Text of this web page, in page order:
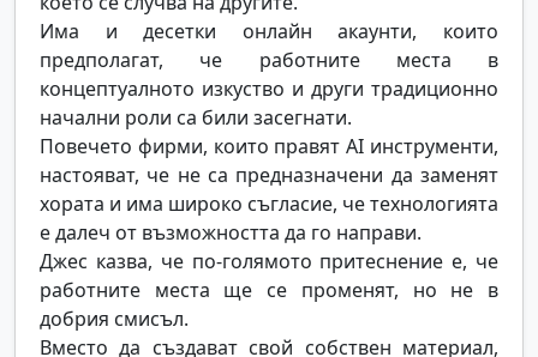
Има и десетки онлайн акаунти, които
предполагат, че работните места в
концептуалното изкуство и други традиционно
начални роли са били засегнати.
Повечето фирми, които правят AI инструменти,
настояват, че не са предназначени да заменят
хората и има широко съгласие, че технологията
е далеч от възможността да го направи.
Джес казва, че по-голямото притеснение е, че
работните места ще се променят, но не в
добрия смисъл.
Вместо да създават свой собствен материал,